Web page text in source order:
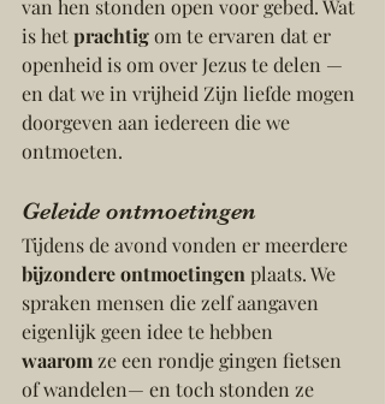
van hen stonden open voor gebed. Wat
is het prachtig om te ervaren dat er
openheid is om over Jezus te delen —
en dat we in vrijheid Zijn liefde mogen
doorgeven aan iedereen die we
ontmoeten.
Geleide ontmoetingen
Tijdens de avond vonden er meerdere
bijzondere ontmoetingen plaats. We
spraken mensen die zelf aangaven
eigenlijk geen idee te hebben
waarom ze een rondje gingen fietsen
of wandelen— en toch stonden ze